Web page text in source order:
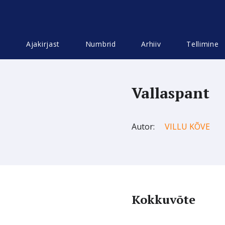
Ajakirjast Numbrid Arhiiv Tellimine
Vallaspant
Autor: VILLU KÕVE
Kokkuvõte